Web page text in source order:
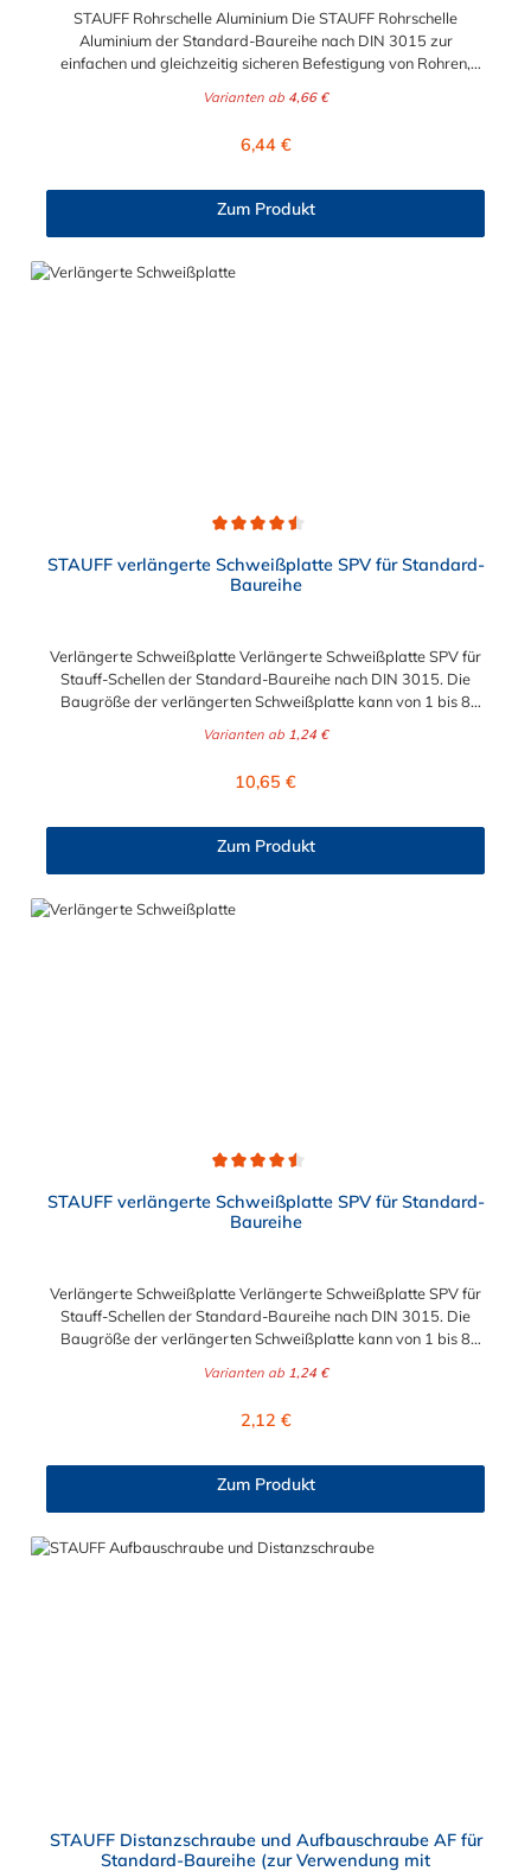
STAUFF Rohrschelle Aluminium Die STAUFF Rohrschelle
Aluminium der Standard-Baureihe nach DIN 3015 zur
einfachen und gleichzeitig sicheren Befestigung von Rohren,
der Rohrschelle Aluminium ist von 4 mm bis 76,1 mm wählbar.
110
Varianten ab 4,66 €
Regulärer Preis:
6,44 €
Zum Produkt
STAUFF verlängerte Schweißplatte SPV für Standard-
Baureihe
Verlängerte Schweißplatte Verlängerte Schweißplatte SPV für
Stauff-Schellen der Standard-Baureihe nach DIN 3015. Die
Baugröße der verlängerten Schweißplatte kann von 1 bis 8
Varianten ab 1,24 €
Regulärer Preis:
10,65 €
Zum Produkt
STAUFF verlängerte Schweißplatte SPV für Standard-
Baureihe
Verlängerte Schweißplatte Verlängerte Schweißplatte SPV für
Stauff-Schellen der Standard-Baureihe nach DIN 3015. Die
Baugröße der verlängerten Schweißplatte kann von 1 bis 8
Varianten ab 1,24 €
Regulärer Preis:
2,12 €
Zum Produkt
STAUFF Distanzschraube und Aufbauschraube AF für
Standard-Baureihe (zur Verwendung mit